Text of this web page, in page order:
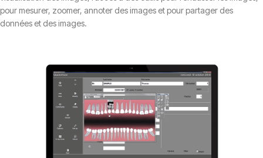
pour mesurer, zoomer, annoter des images et pour partager des
données et des images.